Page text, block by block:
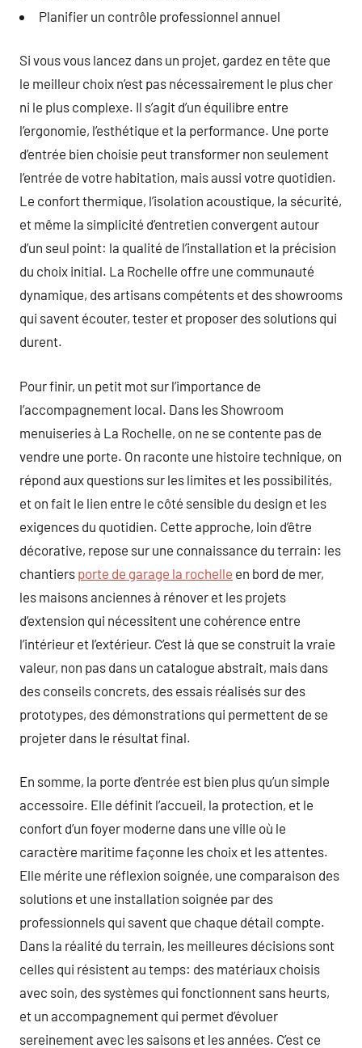
Planifier un contrôle professionnel annuel
Si vous vous lancez dans un projet, gardez en tête que
le meilleur choix n’est pas nécessairement le plus cher
ni le plus complexe. Il s’agit d’un équilibre entre
l’ergonomie, l’esthétique et la performance. Une porte
d’entrée bien choisie peut transformer non seulement
l’entrée de votre habitation, mais aussi votre quotidien.
Le confort thermique, l’isolation acoustique, la sécurité,
et même la simplicité d’entretien convergent autour
d’un seul point: la qualité de l’installation et la précision
du choix initial. La Rochelle offre une communauté
dynamique, des artisans compétents et des showrooms
qui savent écouter, tester et proposer des solutions qui
durent.
Pour finir, un petit mot sur l’importance de
l’accompagnement local. Dans les Showroom
menuiseries à La Rochelle, on ne se contente pas de
vendre une porte. On raconte une histoire technique, on
répond aux questions sur les limites et les possibilités,
et on fait le lien entre le côté sensible du design et les
exigences du quotidien. Cette approche, loin d’être
décorative, repose sur une connaissance du terrain: les
chantiers porte de garage la rochelle en bord de mer,
les maisons anciennes à rénover et les projets
d’extension qui nécessitent une cohérence entre
l’intérieur et l’extérieur. C’est là que se construit la vraie
valeur, non pas dans un catalogue abstrait, mais dans
des conseils concrets, des essais réalisés sur des
prototypes, des démonstrations qui permettent de se
projeter dans le résultat final.
En somme, la porte d’entrée est bien plus qu’un simple
accessoire. Elle définit l’accueil, la protection, et le
confort d’un foyer moderne dans une ville où le
caractère maritime façonne les choix et les attentes.
Elle mérite une réflexion soignée, une comparaison des
solutions et une installation soignée par des
professionnels qui savent que chaque détail compte.
Dans la réalité du terrain, les meilleures décisions sont
celles qui résistent au temps: des matériaux choisis
avec soin, des systèmes qui fonctionnent sans heurts,
et un accompagnement qui permet d’évoluer
sereinement avec les saisons et les années. C’est ce